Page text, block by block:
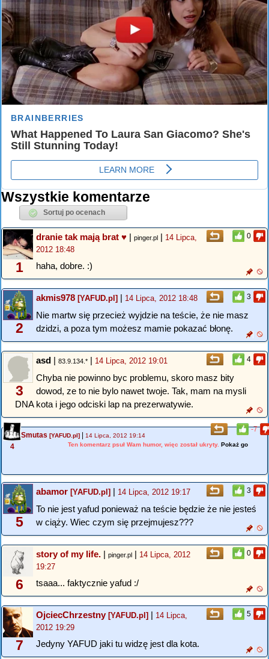
Wszystkie komentarze
0
1
dranie tak mają brat ♥ | pinger.pl | 14 Lipca,
2012 18:48
haha, dobre. :)
3
2
akmis978 [YAFUD.pl] | 14 Lipca, 2012 18:48
Nie martw się przecież wyjdzie na teście, że nie masz
dzidzi, a poza tym możesz mamie pokazać błonę.
4
3
asd | 83.9.134.* | 14 Lipca, 2012 19:01
Chyba nie powinno byc problemu, skoro masz bity
dowod, ze to nie bylo nawet twoje. Tak, mam na mysli
DNA kota i jego odciski lap na prezerwatywie.
-7
4
Smutas [YAFUD.pl] | 14 Lipca, 2012 19:14
Ten komentarz psuł Wam humor, więc został ukryty. Pokaż go
3
5
abamor [YAFUD.pl] | 14 Lipca, 2012 19:17
To nie jest yafud ponieważ na teście będzie że nie jesteś
w ciąży. Wiec czym się przejmujesz???
0
6
story of my life. | pinger.pl | 14 Lipca, 2012
19:27
tsaaa... faktycznie yafud :/
5
7
OjciecChrzestny[YAFUD.pl] | 14 Lipca,
2012 19:29
Jedyny YAFUD jaki tu widzę jest dla kota.